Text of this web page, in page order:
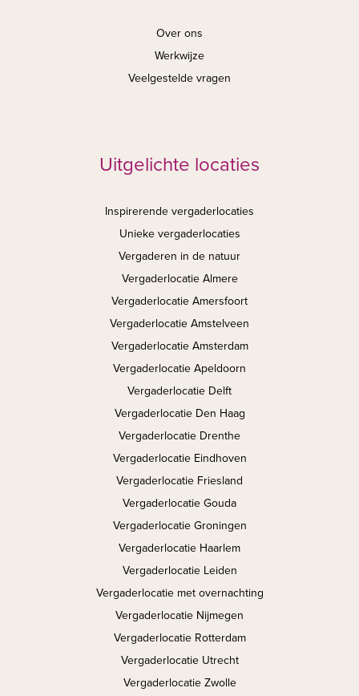
Over ons
Werkwijze
Veelgestelde vragen
Uitgelichte locaties
Inspirerende vergaderlocaties
Unieke vergaderlocaties
Vergaderen in de natuur
Vergaderlocatie Almere
Vergaderlocatie Amersfoort
Vergaderlocatie Amstelveen
Vergaderlocatie Amsterdam
Vergaderlocatie Apeldoorn
Vergaderlocatie Delft
Vergaderlocatie Den Haag
Vergaderlocatie Drenthe
Vergaderlocatie Eindhoven
Vergaderlocatie Friesland
Vergaderlocatie Gouda
Vergaderlocatie Groningen
Vergaderlocatie Haarlem
Vergaderlocatie Leiden
Vergaderlocatie met overnachting
Vergaderlocatie Nijmegen
Vergaderlocatie Rotterdam
Vergaderlocatie Utrecht
Vergaderlocatie Zwolle